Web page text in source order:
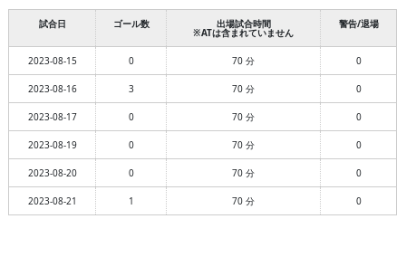
試合日 ゴール数 出場試合時間
※ATは含まれていません
警告/退場
2023-08-15 0 70 分 0
2023-08-16 3 70 分 0
2023-08-17 0 70 分 0
2023-08-19 0 70 分 0
2023-08-20 0 70 分 0
2023-08-21 1 70 分 0